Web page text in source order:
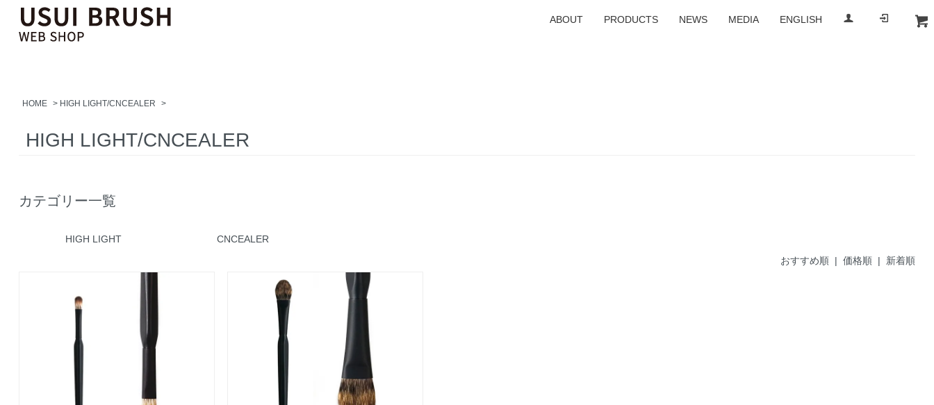
ABOUT PRODUCTS NEWS MEDIA ENGLISH
HOME > HIGH LIGHT/CNCEALER >
HIGH LIGHT/CNCEALER
カテゴリー一覧
HIGH LIGHT
CNCEALER
おすすめ順 | 価格順 | 新着順